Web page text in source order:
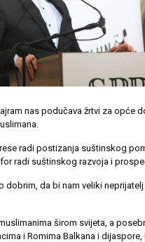
nas podučava žrtvi za opće
radi postizanja suštinskog
radi suštinskog razvoja i
dobrim, da bi nam veliki
širom svijeta, a
i Romima Balkana i dijaspore,